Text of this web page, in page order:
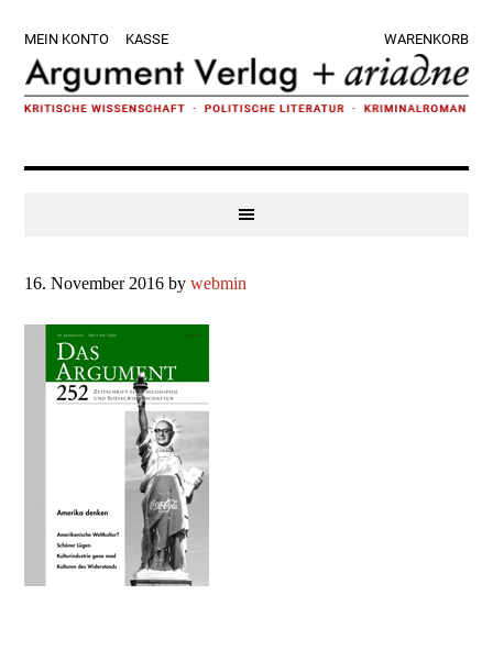
Hauptnavigation
springen
main
content
Hauptsidebar
springen
Fußzeile
springen
MEIN KONTO KASSE WARENKORB
16. November 2016 bywebmin